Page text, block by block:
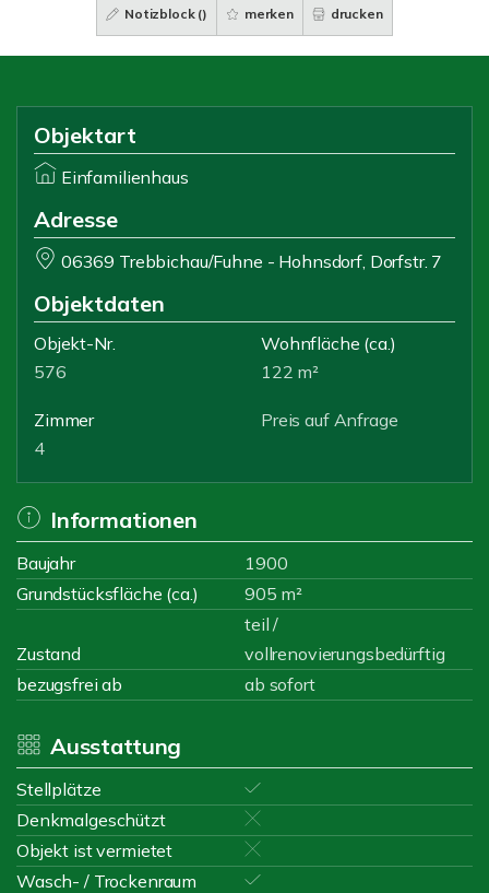
Notizblock () merken drucken
Objektart
Einfamilienhaus
Adresse
06369 Trebbichau/Fuhne - Hohnsdorf, Dorfstr. 7
Objektdaten
Objekt-Nr.
576
Wohnfläche (ca.)
122 m²
Zimmer
4
Preis auf Anfrage
Informationen
Baujahr
1900
Grundstücksfläche (ca.)
905 m²
Zustand
teil /
vollrenovierungsbedürftig
bezugsfrei ab
ab sofort
Ausstattung
Stellplätze
Denkmalgeschützt
Objekt ist vermietet
Wasch- / Trockenraum